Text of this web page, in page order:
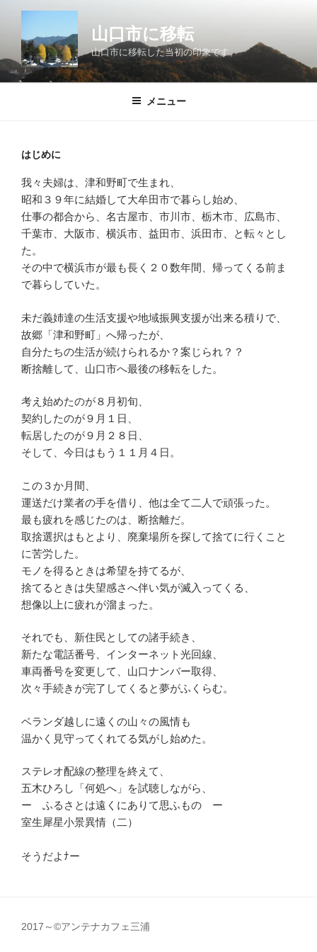
ン
ツ
山口市に移転
山口市に移転した当初の印象です。
メニュー
はじめに
我々夫婦は、津和野町で生まれ、
昭和３９年に結婚して大牟田市で暮らし始め、
仕事の都合から、名古屋市、市川市、栃木市、広島市、
千葉市、大阪市、横浜市、益田市、浜田市、と転々とし
た。
その中で横浜市が最も長く２０数年間、帰ってくる前ま
で暮らしていた。
未だ義姉達の生活支援や地域振興支援が出来る積りで、
故郷「津和野町」へ帰ったが、
自分たちの生活が続けられるか？案じられ？？
断捨離して、山口市へ最後の移転をした。
考え始めたのが８月初旬、
契約したのが９月１日、
転居したのが９月２８日、
そして、今日はもう１１月４日。
この３か月間、
運送だけ業者の手を借り、他は全て二人で頑張った。
最も疲れを感じたのは、断捨離だ。
取捨選択はもとより、廃棄場所を探して捨てに行くこと
に苦労した。
モノを得るときは希望を持てるが、
捨てるときは失望感さへ伴い気が滅入ってくる、
想像以上に疲れが溜まった。
それでも、新住民としての諸手続き、
新たな電話番号、インターネット光回線、
車両番号を変更して、山口ナンバー取得、
次々手続きが完了してくると夢がふくらむ。
ベランダ越しに遠くの山々の風情も
温かく見守ってくれてる気がし始めた。
ステレオ配線の整理を終えて、
五木ひろし「何処へ」を試聴しながら、
ー ふるさとは遠くにありて思ふもの ー
室生犀星小景異情（二）
そうだよﾅー
2017～©アンテナカフェ三浦